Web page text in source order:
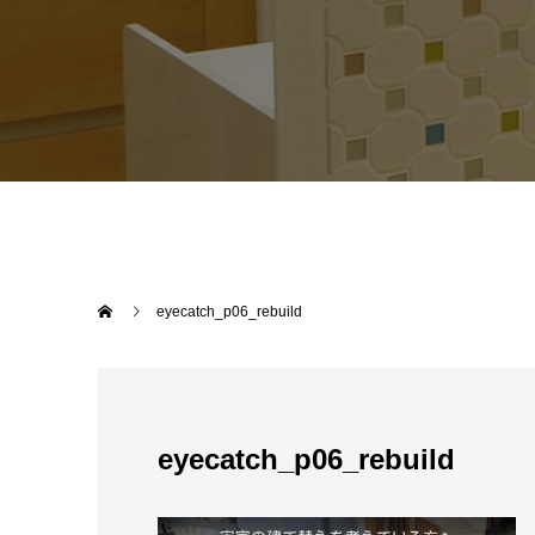
eyecatch_p06_rebuild
eyecatch_p06_rebuild